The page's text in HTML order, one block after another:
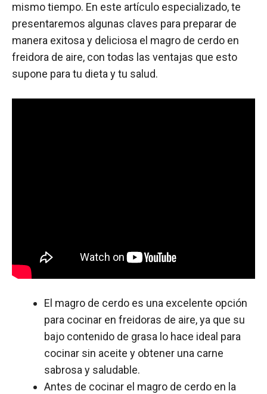
mismo tiempo. En este artículo especializado, te
presentaremos algunas claves para preparar de
manera exitosa y deliciosa el magro de cerdo en
freidora de aire, con todas las ventajas que esto
supone para tu dieta y tu salud.
El magro de cerdo es una excelente opción
para cocinar en freidoras de aire, ya que su
bajo contenido de grasa lo hace ideal para
cocinar sin aceite y obtener una carne
sabrosa y saludable.
Antes de cocinar el magro de cerdo en la